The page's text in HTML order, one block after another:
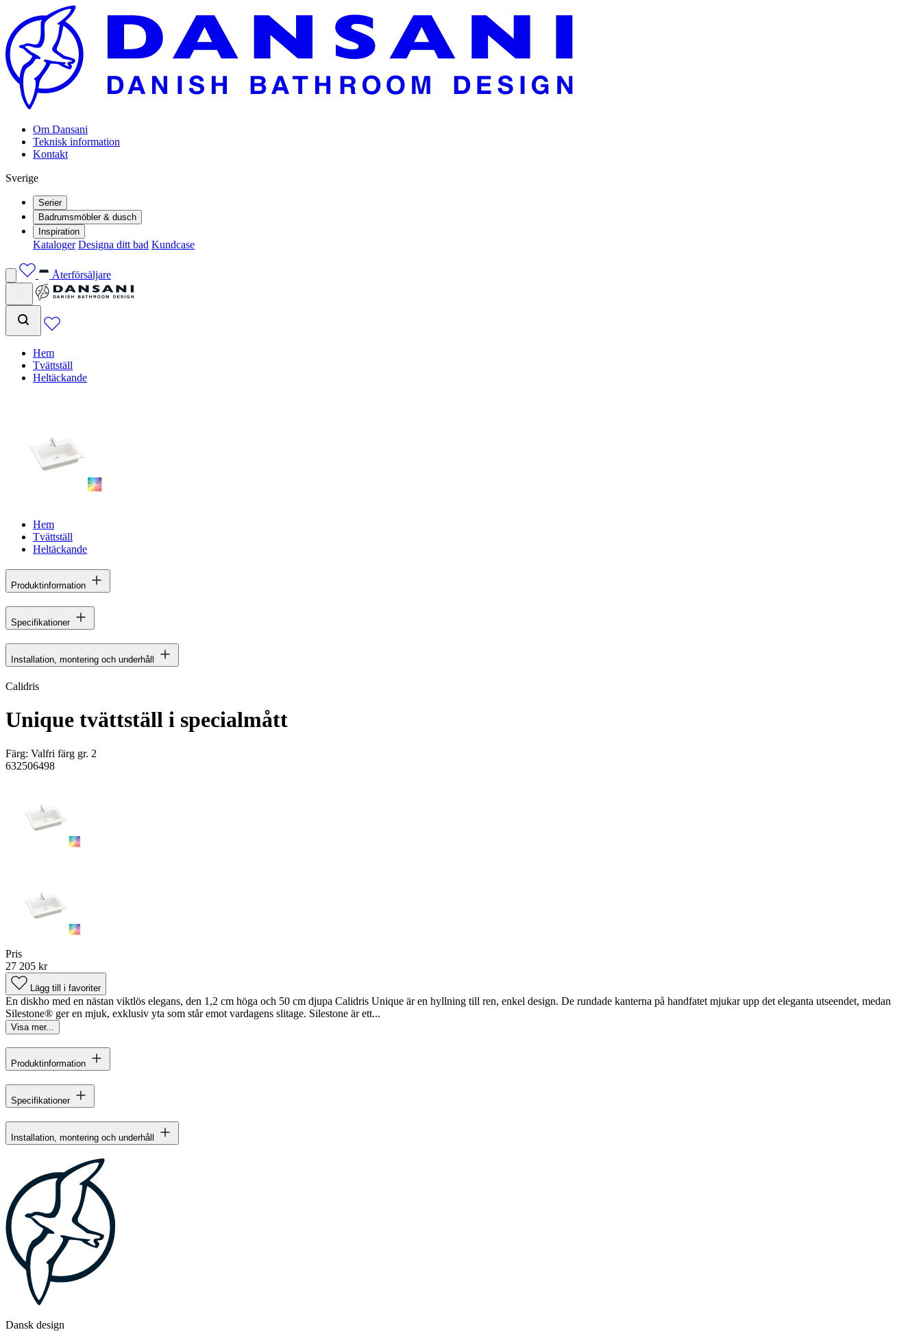
Om Dansani
Teknisk information
Kontakt
Sverige
Serier
Badrumsmöbler & dusch
Inspiration
Kataloger Designa ditt bad Kundcase
Återförsäljare
Hem
Tvättställ
Heltäckande
Hem
Tvättställ
Heltäckande
Produktinformation
Specifikationer
Installation, montering och underhåll
Calidris
Unique tvättställ i specialmått
Färg: Valfri färg gr. 2
632506498
Pris
27 205 kr
Lägg till i favoriter
En diskho med en nästan viktlös elegans, den 1,2 cm höga och 50 cm djupa Calidris Unique är en hyllning till ren, enkel design. De rundade kanterna på handfatet mjukar upp det eleganta utseendet, medan
Silestone® ger en mjuk, exklusiv yta som står emot vardagens slitage. Silestone är ett...
Visa mer...
Produktinformation
Specifikationer
Installation, montering och underhåll
Dansk design